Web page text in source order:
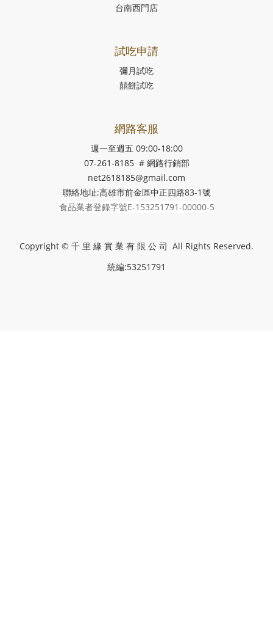
台南西門店
試吃申請
彌月試吃
囍餅試吃
網路客服
週一至週五 09:00-18:00
07-261-8185 # 網路行銷部
net2618185@gmail.com
聯絡地址:高雄市前金區中正四路83-1號
食品業者登錄字號E-153251791-00000-5
Copyright © 千 里 緣 實 業 有 限 公 司 All Rights Reserved.
統編:53251791